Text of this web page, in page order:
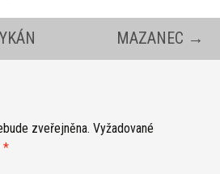
MAZANEC →
zveřejněna. Vyžadované
*